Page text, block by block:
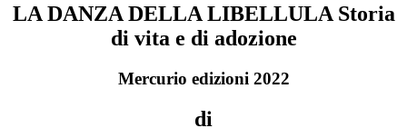
LA DANZA DELLA LIBELLULA Storia
di vita e di adozione
Mercurio edizioni 2022
di